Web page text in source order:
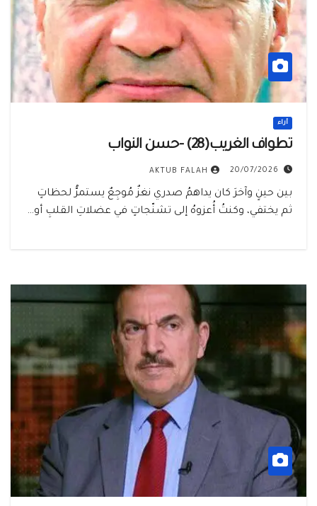
أراء
تطوافُ‭ ‬الغريب‭ ‬‭(‬28‭)‬-حسن النواب
20/07/2026
AKTUB FALAH
‬ثم‭ ‬يختفي،‭ ‬وكنتُ‭ ‬أُعزوهُ‭ ‬إلى‭ ‬تشنّجاتٍ‭ ‬في‭ ‬عضلاتِ‭ ‬القلبِ‭ ‬أو‭…